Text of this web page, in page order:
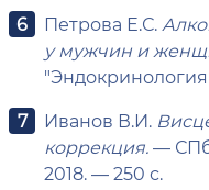
Петрова Е.С.
у мужчин и
Иванов В.И.
коррекция.—
2018. — 250 с.